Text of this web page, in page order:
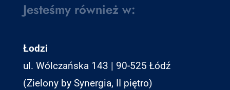
Jesteśmy również w:
Łodzi
ul. Wólczańska 143 | 90-525 Łódź
(Zielony by Synergia, II piętro)